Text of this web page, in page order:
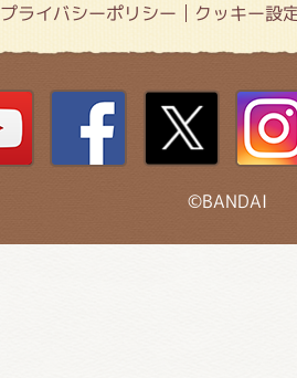
プライバシーポリシー クッキー設
©BANDAI